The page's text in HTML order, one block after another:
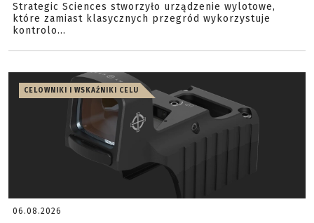
Strategic Sciences stworzyło urządzenie wylotowe,
które zamiast klasycznych przegród wykorzystuje
kontrolo...
CELOWNIKI I WSKAŹNIKI CELU
06.08.2026